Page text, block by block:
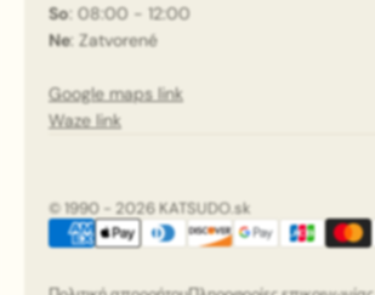
So: 08:00 - 12:00
Ne: Zatvorené
Google maps link
Waze link
© 1990 - 2026 KATSUDO.sk